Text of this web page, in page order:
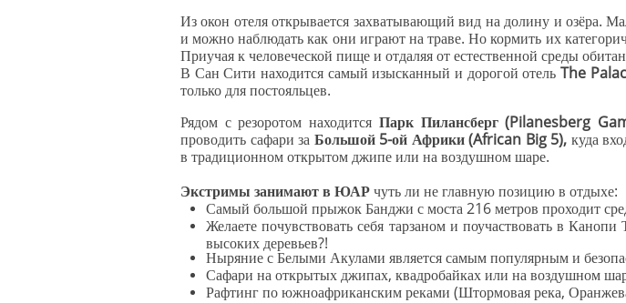
Из окон отеля открывается захватывающий вид на долину и озёра.
и можно наблюдать как они играют на траве. Но кормить их
Приучая к человеческой пище и отдаляя от естественной среды
В Сан Сити находится самый изысканный и дорогой отельThe
только для постояльцев.
Рядом с резоротом находится Парк Пилансберг (Pilanesberg
проводить сафари за Большой 5-ой Африки (African Big 5), куда
в традиционном открытом джипе или на воздушном шаре.
Экстримы занимают в ЮАРчуть ли не главную позицию в отдыхе:
Самый большой прыжок Банджи с моста 216 метров проходит
Желаете почувствовать себя тарзаном и поучаствовать в
высоких деревьев?!
Ныряние с Белыми Акулами является самым популярным и
Сафари на открытых джипах, квадробайках или на воздушном
Рафтинг по южноафриканским реками (Штормовая река,